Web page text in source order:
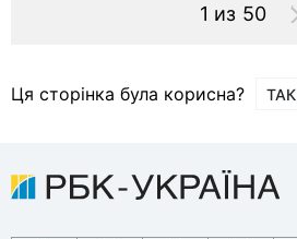
1 из 50
Ця сторінка була корисна? ТАК